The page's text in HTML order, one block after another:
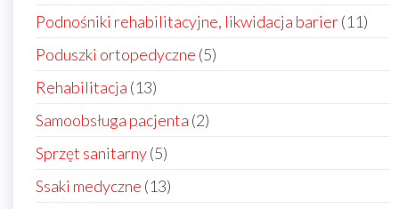
produktów
Podnośniki rehabilitacyjne, likwidacja barier 1111
Poduszki ortopedyczne 55
Rehabilitacja 1313
produktów
Samoobsługa pacjenta 22
Sprzęt sanitarny 55
produktów
Ssaki medyczne 1313